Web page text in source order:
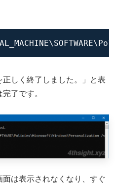
しく終了しました。」と表
了です。
は表示されなくなり、すぐ